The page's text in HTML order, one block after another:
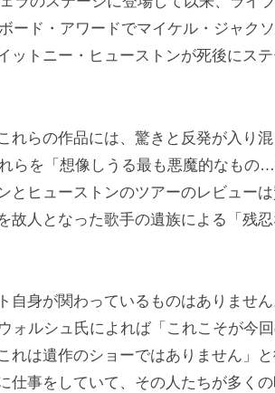
ード・アワードでマイケル・ジャク
ットニー・ヒューストンが死後にス
れらの作品には、驚きと反発が入り
らを「想像しうる最も悪魔的なもの
とヒューストンのツアーのレビュー
故人となった歌手の遺族による「残
身が関わっているものはありません
ォルシュ氏によれば「これこそが今
れは遺作のショーではありません」
仕事をしていて、その人たちが多く